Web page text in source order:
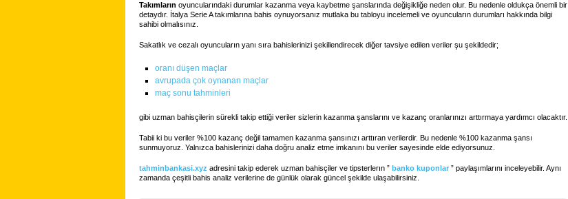
Takımların oyuncularındaki durumlar kazanma veya kaybetme şanslarında değişikliğe neden olur. Bu nedenle oldukça önemli bir
detaydır. İtalya Serie A takımlarına bahis oynuyorsanız mutlaka bu tabloyu incelemeli ve oyuncuların durumları hakkında bilgi
sahibi olmalısınız.
Sakatlık ve cezalı oyuncuların yanı sıra bahislerinizi şekillendirecek diğer tavsiye edilen veriler şu şekildedir;
oranı düşen maçlar
avrupada çok oynanan maçlar
maç sonu tahminleri
gibi uzman bahisçilerin sürekli takip ettiği veriler sizlerin kazanma şanslarını ve kazanç oranlarınızı arttırmaya yardımcı olacaktır.
Tabii ki bu veriler %100 kazanç değil tamamen kazanma şansınızı arttıran verilerdir. Bu nedenle %100 kazanma şansı
sunmuyoruz. Yalnızca bahislerinizi daha doğru analiz etme imkanını bu veriler sayesinde elde ediyorsunuz.
tahminbankasi.xyz adresini takip ederek uzman bahisçiler ve tipsterlerın ” banko kuponlar ” paylaşımlarını inceleyebilir. Aynı
zamanda çeşitli bahis analiz verilerine de günlük olarak güncel şekilde ulaşabilirsiniz.